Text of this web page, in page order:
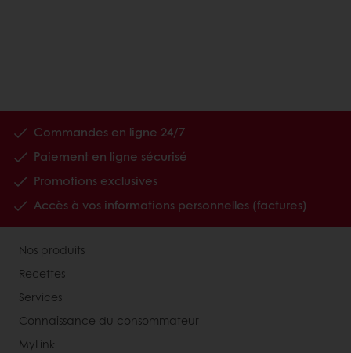
Commandes en ligne 24/7
Paiement en ligne sécurisé
Promotions exclusives
Accès à vos informations personnelles (factures)
Nos produits
Recettes
Services
Connaissance du consommateur
MyLink